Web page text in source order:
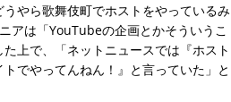
やら歌舞伎町でホストをやっているみ
アは「YouTubeの企画とかそういうこ
上で、「ネットニュースでは『ホスト
でやってんねん！』と言っていた」と